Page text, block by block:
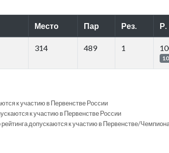
Место Пар Рез. Р.
314 489 1
к участию в Первенстве России
к участию в Первенстве России
допускаются к участию в Первенстве/